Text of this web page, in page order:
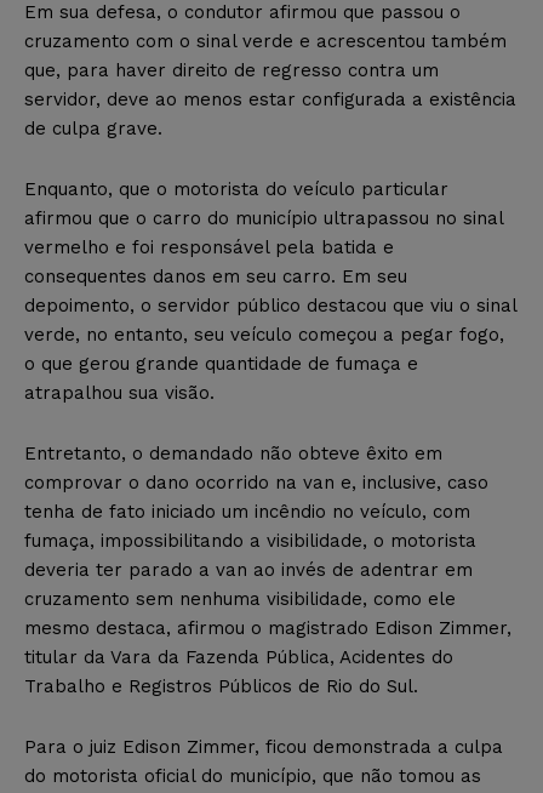
Em sua defesa, o condutor afirmou que passou o
cruzamento com o sinal verde e acrescentou também
que, para haver direito de regresso contra um
servidor, deve ao menos estar configurada a existência
de culpa grave.
Enquanto, que o motorista do veículo particular
afirmou que o carro do município ultrapassou no sinal
vermelho e foi responsável pela batida e
consequentes danos em seu carro. Em seu
depoimento, o servidor público destacou que viu o sinal
verde, no entanto, seu veículo começou a pegar fogo,
o que gerou grande quantidade de fumaça e
atrapalhou sua visão.
Entretanto, o demandado não obteve êxito em
comprovar o dano ocorrido na van e, inclusive, caso
tenha de fato iniciado um incêndio no veículo, com
fumaça, impossibilitando a visibilidade, o motorista
deveria ter parado a van ao invés de adentrar em
cruzamento sem nenhuma visibilidade, como ele
mesmo destaca, afirmou o magistrado Edison Zimmer,
titular da Vara da Fazenda Pública, Acidentes do
Trabalho e Registros Públicos de Rio do Sul.
Para o juiz Edison Zimmer, ficou demonstrada a culpa
do motorista oficial do município, que não tomou as